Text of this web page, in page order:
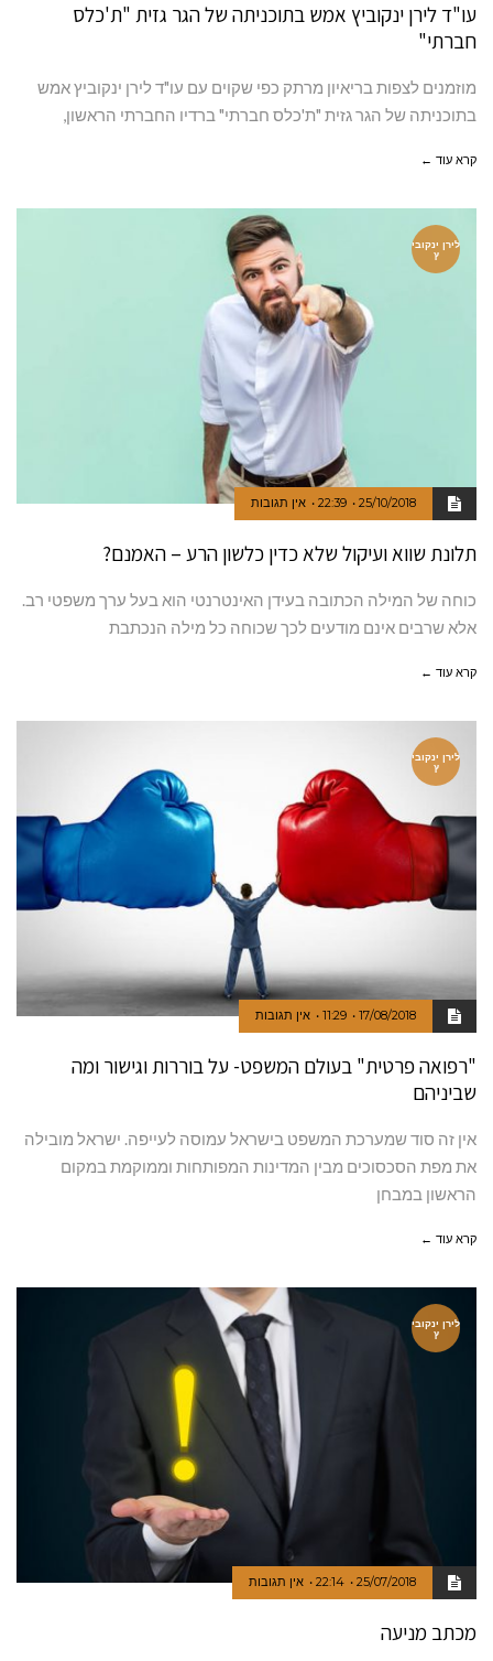
עו"ד לירן ינקוביץ אמש בתוכניתה של הגר גזית "ת'כלס
חברתי"
מוזמנים לצפות בריאיון מרתק כפי שקוים עם עו"ד לירן ינקוביץ אמש
בתוכניתה של הגר גזית "ת'כלס חברתי" ברדיו החברתי הראשון,
קרא עוד ←
לירן ינקובי
ץ
25/10/2018
22:39 אין תגובות
תלונת שווא ועיקול שלא כדין כלשון הרע – האמנם?
כוחה של המילה הכתובה בעידן האינטרנטי הוא בעל ערך משפטי רב.
אלא שרבים אינם מודעים לכך שכוחה כל מילה הנכתבת
קרא עוד ←
לירן ינקובי
ץ
17/08/2018
11:29 אין תגובות
"רפואה פרטית" בעולם המשפט- על בוררות וגישור ומה
שביניהם
אין זה סוד שמערכת המשפט בישראל עמוסה לעייפה. ישראל מובילה
את מפת הסכסוכים מבין המדינות המפותחות וממוקמת במקום
הראשון במבחן
קרא עוד ←
לירן ינקובי
ץ
25/07/2018
22:14 אין תגובות
מכתב מניעה